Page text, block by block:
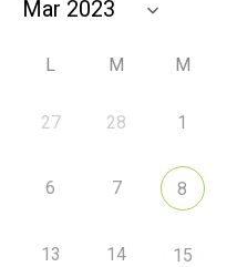
L M M
27 28 1
6 7 8
13 14 15